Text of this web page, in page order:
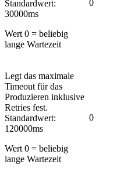
Standardwert:
30000ms
Wert 0 = beliebig
lange Wartezeit
0
Legt das maximale
Timeout für das
Produzieren inklusive
Retries fest.
Standardwert:
120000ms
Wert 0 = beliebig
lange Wartezeit
0